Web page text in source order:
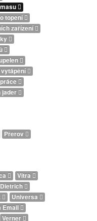
topení
zařízení
jader
Přerov
Vitra
Universa
Email
Verner